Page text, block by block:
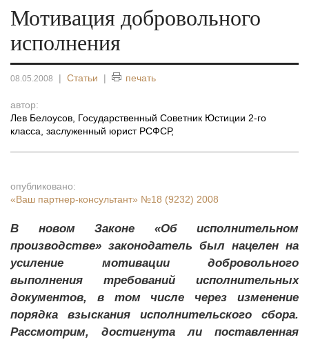
Мотивация добровольного
исполнения
08.05.2008 | Статьи | печать
автор:
Лев Белоусов, Государственный Советник Юстиции 2-го
класса, заслуженный юрист РСФСР,
опубликовано:
«Ваш партнер-консультант» №18 (9232) 2008
В новом Законе «Об исполнительном
производстве» законодатель был нацелен на
усиление мотивации добровольного
выполнения требований исполнительных
документов, в том числе через изменение
порядка взыскания исполнительского сбора.
Рассмотрим, достигнута ли поставленная